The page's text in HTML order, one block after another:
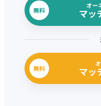
無料
オー
マッ
無料 マッ